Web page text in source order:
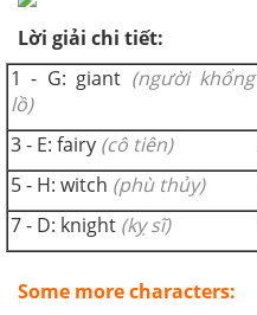
Lời giải chi tiết:
1 - G: giant (người khổng
lồ)
3 - E: fairy (cô tiên)
5 - H: witch (phù thủy)
7 - D: knight (kỵ sĩ)
Some more characters: